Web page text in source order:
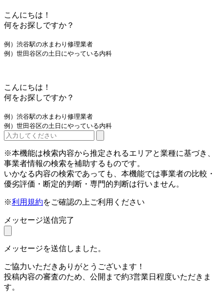
こんにちは！
何をお探しですか？
例）渋谷駅の水まわり修理業者
例）世田谷区の土日にやっている内科
こんにちは！
何をお探しですか？
例）渋谷駅の水まわり修理業者
例）世田谷区の土日にやっている内科
※本機能は検索内容から推定されるエリアと業種に基づき、
事業者情報の検索を補助するものです。
いかなる内容の検索であっても、本機能では事業者の比較・
優劣評価・断定的判断・専門的判断は行いません。
※利用規約をご確認の上ご利用ください
メッセージ送信完了
メッセージを送信しました。
ご協力いただきありがとうございます！
投稿内容の審査のため、公開まで約3営業日程度いただきま
す。